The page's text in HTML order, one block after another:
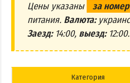
Цены указаны за номер
питания. Валюта:
Заезд:14:00, выезд:12:00.
Категория